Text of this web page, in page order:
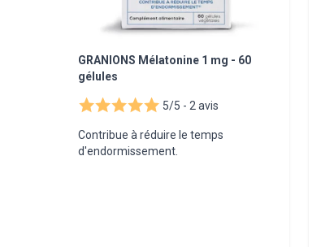
GRANIONS Mélatonine 1 mg - 60
gélules
5/5 - 2 avis
Contribue à réduire le temps
d'endormissement.